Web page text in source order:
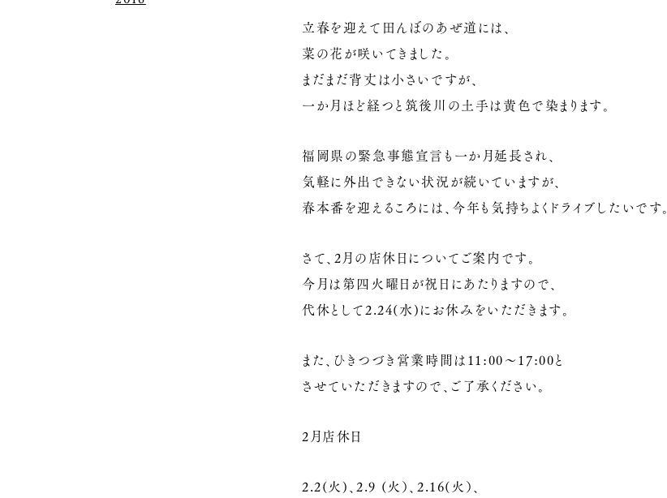
立春を迎えて田んぼのあぜ道には、
菜の花が咲いてきました。
まだまだ背丈は小さいですが、
一か月ほど経つと筑後川の土手は黄色で染まります。
福岡県の緊急事態宣言も一か月延長され、
気軽に外出できない状況が続いていますが、
春本番を迎えるころには、今年も気持ちよくドライブしたいです。
さて、2月の店休日についてご案内です。
今月は第四火曜日が祝日にあたりますので、
代休として2.24(水)にお休みをいただきます。
また、ひきつづき営業時間は11:00～17:00と
させていただきますので、ご了承ください。
2月店休日
2.2(火)、2.9 (火）、2.16(火）、